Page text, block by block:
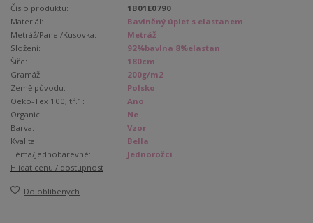
Číslo produktu:
1B01E0790
Materiál:
Bavlněný úplet s elastanem
Metráž/Panel/Kusovka:
Metráž
Složení:
92%bavlna 8%elastan
Šíře:
180cm
Gramáž:
200g/m2
Země původu:
Polsko
Oeko-Tex 100, tř.1:
Ano
Organic:
Ne
Barva:
Vzor
Kvalita:
Bella
Téma/Jednobarevné:
Jednorožci
Hlídat cenu / dostupnost
Do oblíbených